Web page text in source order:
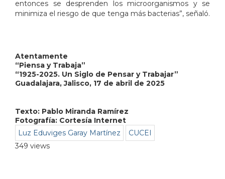
entonces se desprenden los microorganismos y se
minimiza el riesgo de que tenga más bacterias”, señaló.
Atentamente
“Piensa y Trabaja”
“1925-2025. Un Siglo de Pensar y Trabajar”
Guadalajara, Jalisco, 17 de abril de 2025
Texto: Pablo Miranda Ramírez
Fotografía: Cortesía Internet
Luz Eduviges Garay Martínez
CUCEI
349 views